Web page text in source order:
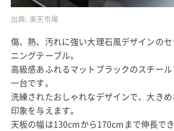
出典: 楽天市場
傷、熱、汚れに強い大理石風デザインの
ニングテーブル。
高級感あふれるマットブラックのスチー
一台です。
洗練されたおしゃれなデザインで、大き
印象を与えます。
天板の幅は130cmから170cmまで伸長で